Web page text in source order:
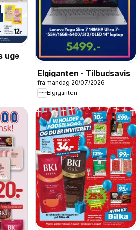
uge
Elgiganten - Tilbudsavis
fra mandag 20/07/2026
Elgiganten